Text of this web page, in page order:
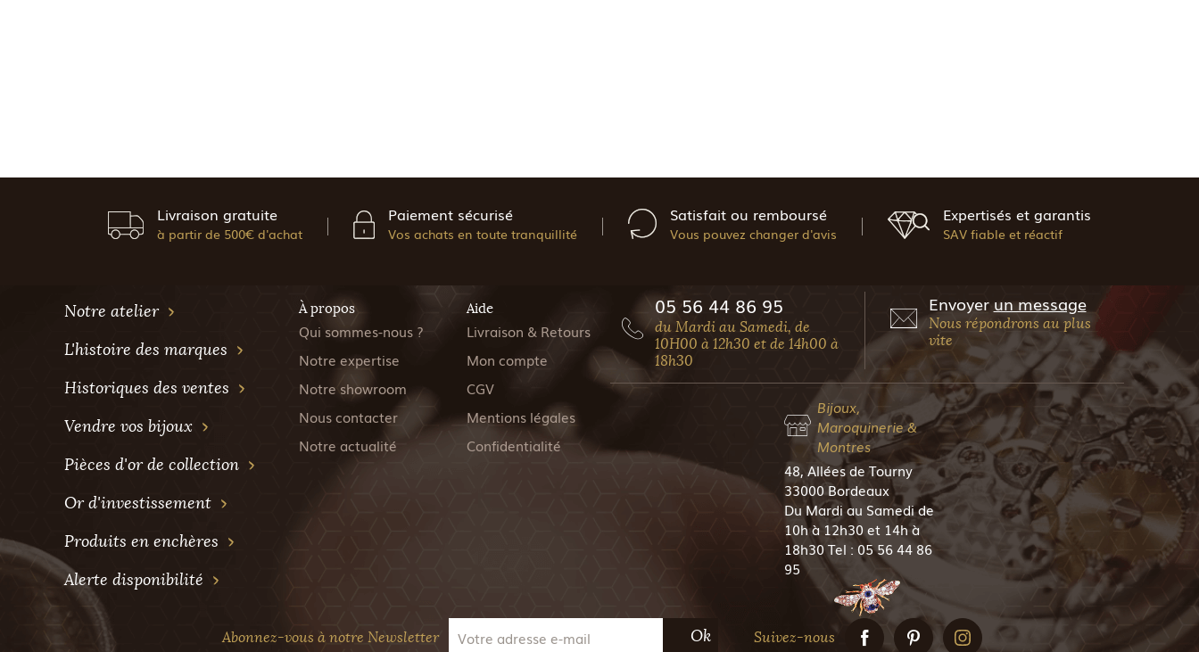
Livraison gratuite
à partir de 500€ d'achat
Paiement sécurisé
Vos achats en toute tranquillité
Satisfait ou remboursé
Vous pouvez changer d'avis
Expertisés et garantis
SAV fiable et réactif
Notre atelier
L'histoire des marques
Historiques des ventes
Vendre vos bijoux
Pièces d'or de collection
Or d'investissement
Produits en enchères
Alerte disponibilité
À propos
Qui sommes-nous ?
Notre expertise
Notre showroom
Nous contacter
Notre actualité
Aide
Livraison & Retours
Mon compte
CGV
Mentions légales
Confidentialité
05 56 44 86 95
du Mardi au Samedi, de
10H00 à 12h30 et de 14h00 à
18h30
Envoyer un message
Nous répondrons au plus
vite
Bijoux,
Maroquinerie &
Montres
48, Allées de Tourny
33000 Bordeaux
Du Mardi au Samedi de
10h à 12h30 et 14h à
18h30 Tel : 05 56 44 86
95
Abonnez-vous à notre Newsletter Ok Suivez-nous